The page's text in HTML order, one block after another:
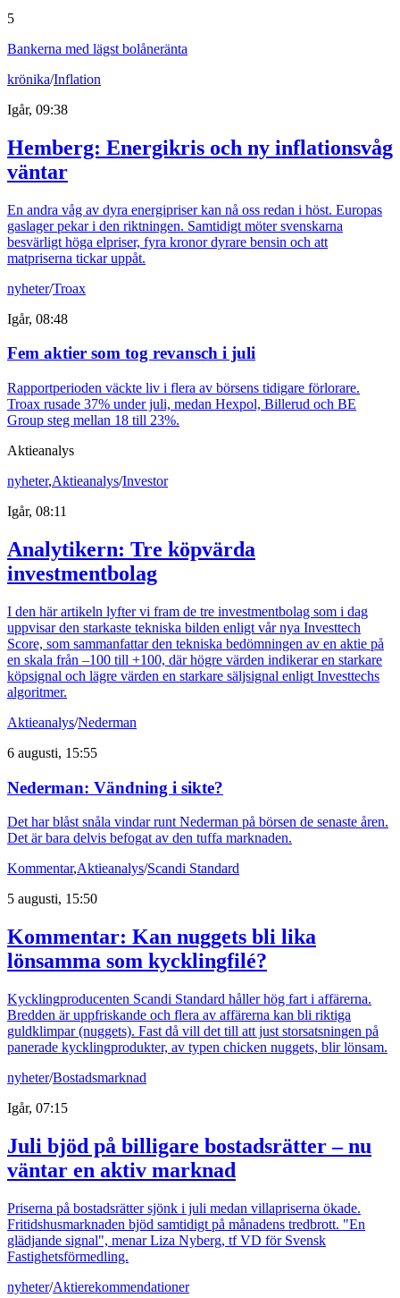
5
Bankerna med lägst bolåneränta
krönika/Inflation
Igår, 09:38
Hemberg: Energikris och ny inflationsvåg
väntar
En andra våg av dyra energipriser kan nå oss redan i höst. Europas
gaslager pekar i den riktningen. Samtidigt möter svenskarna
besvärligt höga elpriser, fyra kronor dyrare bensin och att
matpriserna tickar uppåt.
nyheter/Troax
Igår, 08:48
Fem aktier som tog revansch i juli
Rapportperioden väckte liv i flera av börsens tidigare förlorare.
Troax rusade 37% under juli, medan Hexpol, Billerud och BE
Group steg mellan 18 till 23%.
Aktieanalys
nyheter,Aktieanalys/Investor
Igår, 08:11
Analytikern: Tre köpvärda
investmentbolag
I den här artikeln lyfter vi fram de tre investmentbolag som i dag
uppvisar den starkaste tekniska bilden enligt vår nya Investtech
Score, som sammanfattar den tekniska bedömningen av en aktie på
en skala från –100 till +100, där högre värden indikerar en starkare
köpsignal och lägre värden en starkare säljsignal enligt Investtechs
algoritmer.
Aktieanalys/Nederman
6 augusti, 15:55
Nederman: Vändning i sikte?
Det har blåst snåla vindar runt Nederman på börsen de senaste åren.
Det är bara delvis befogat av den tuffa marknaden.
Kommentar,Aktieanalys/Scandi Standard
5 augusti, 15:50
Kommentar: Kan nuggets bli lika
lönsamma som kycklingfilé?
Kycklingproducenten Scandi Standard håller hög fart i affärerna.
Bredden är uppfriskande och flera av affärerna kan bli riktiga
guldklimpar (nuggets). Fast då vill det till att just storsatsningen på
panerade kycklingprodukter, av typen chicken nuggets, blir lönsam.
nyheter/Bostadsmarknad
Igår, 07:15
Juli bjöd på billigare bostadsrätter – nu
väntar en aktiv marknad
Priserna på bostadsrätter sjönk i juli medan villapriserna ökade.
Fritidshusmarknaden bjöd samtidigt på månadens tredbrott. "En
glädjande signal", menar Liza Nyberg, tf VD för Svensk
Fastighetsförmedling.
nyheter/Aktierekommendationer